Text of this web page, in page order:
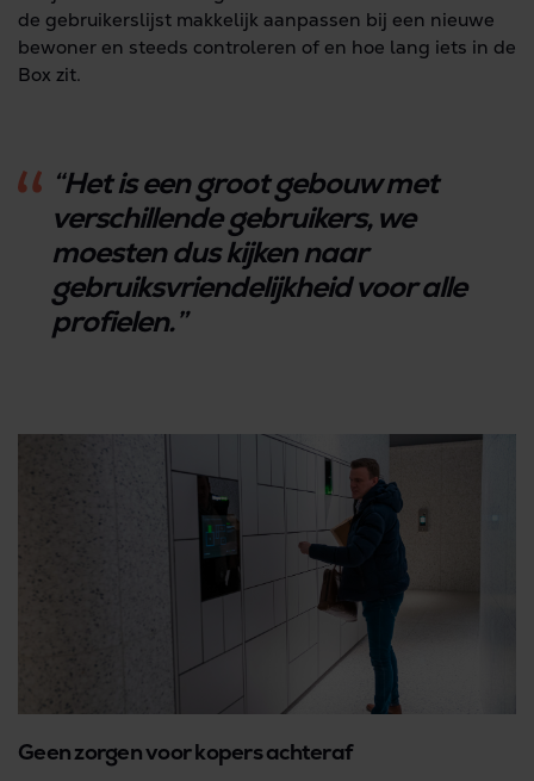
de gebruikerslijst makkelijk aanpassen bij een nieuwe
bewoner en steeds controleren of en hoe lang iets in de
Box zit.
“Het is een groot gebouw met
verschillende gebruikers, we
moesten dus kijken naar
gebruiksvriendelijkheid voor alle
profielen.”
Geen zorgen voor kopers achteraf